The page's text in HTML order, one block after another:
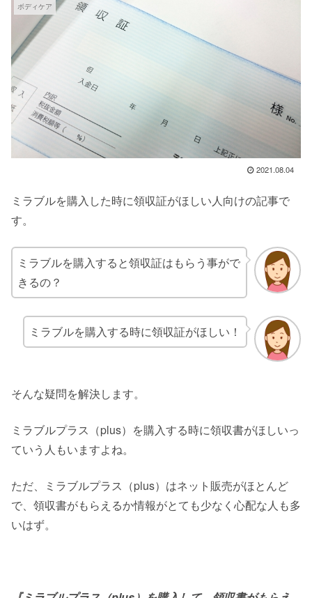
ボディケア
2021.08.04
ミラブルを購入した時に領収証がほしい人向けの記事で
す。
ミラブルを購入すると領収証はもらう事がで
きるの？
ミラブルを購入する時に領収証がほしい！
そんな疑問を解決します。
ミラブルプラス（plus）を購入する時に領収書がほしいっ
ていう人もいますよね。
ただ、ミラブルプラス（plus）はネット販売がほとんど
で、領収書がもらえるか情報がとても少なく心配な人も多
いはず。